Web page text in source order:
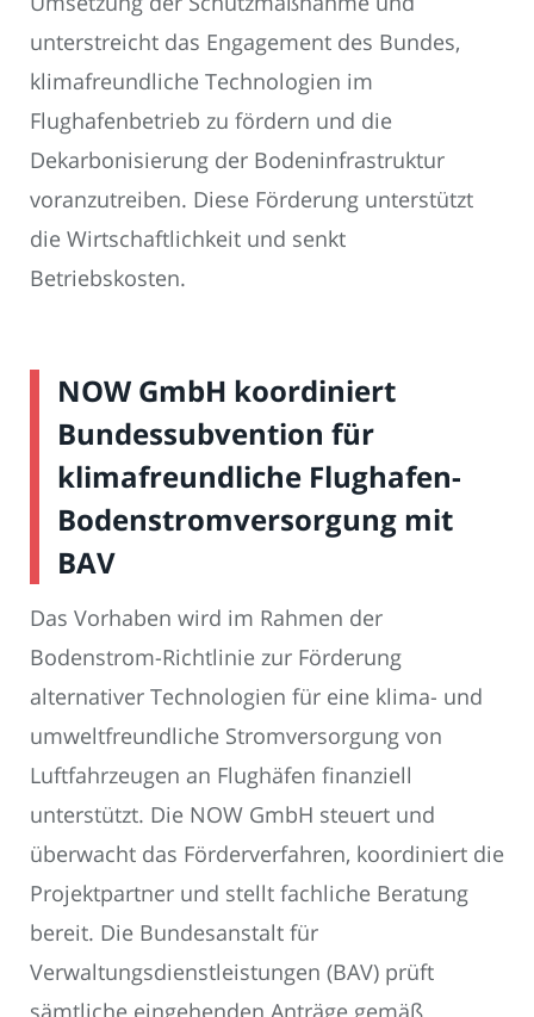
unterstreicht das Engagement des Bundes,
klimafreundliche Technologien im
Flughafenbetrieb zu fördern und die
Dekarbonisierung der Bodeninfrastruktur
voranzutreiben. Diese Förderung unterstützt
die Wirtschaftlichkeit und senkt
Betriebskosten.
NOW GmbH koordiniert
Bundessubvention für
klimafreundliche Flughafen-
Bodenstromversorgung mit
BAV
Das Vorhaben wird im Rahmen der
Bodenstrom-Richtlinie zur Förderung
alternativer Technologien für eine klima- und
umweltfreundliche Stromversorgung von
Luftfahrzeugen an Flughäfen finanziell
unterstützt. Die NOW GmbH steuert und
überwacht das Förderverfahren, koordiniert die
Projektpartner und stellt fachliche Beratung
bereit. Die Bundesanstalt für
Verwaltungsdienstleistungen (BAV) prüft